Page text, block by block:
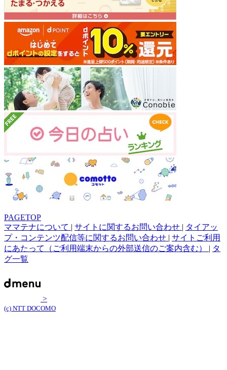
PAGETOP
ママテナについて | サイトに関するお問い合わせ | タイアッ
プ・コンテンツ配信等に関するお問い合わせ | サイトご利用
にあたって（ご利用端末からの外部送信のご案内含む） | タ
グ一覧
>
(c) NTT DOCOMO